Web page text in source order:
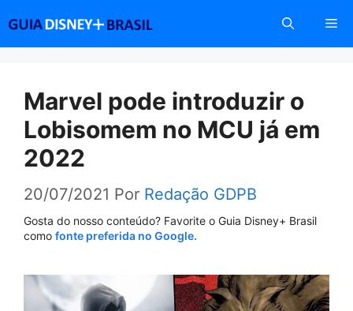
conteúdo
Marvel pode introduzir o
Lobisomem no MCU já em
2022
20/07/2021 Por Redação GDPB
Gosta do nosso conteúdo? Favorite o Guia Disney+ Brasil
como fonte preferida no Google.